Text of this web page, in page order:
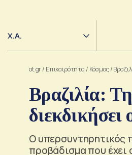
Χ.Α.
ot.gr/ Επικαιρότητα / Κόσμος/
Βραζιλία:
Ο υπερσυντηρητικός
προβάδισμα που έχει